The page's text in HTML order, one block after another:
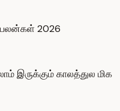
2026
இருக்கும் காலத்துல மிக